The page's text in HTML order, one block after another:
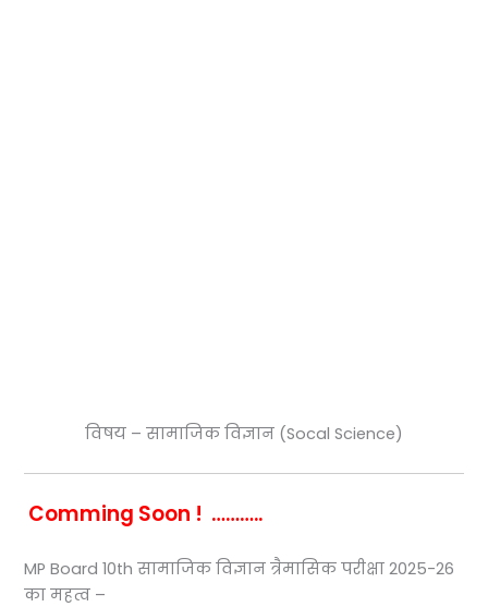
विषय – सामाजिक विज्ञान (Socal Science)
Comming Soon ! ………..
MP Board 10th सामाजिक विज्ञान त्रैमासिक परीक्षा 2025-26
का महत्व –